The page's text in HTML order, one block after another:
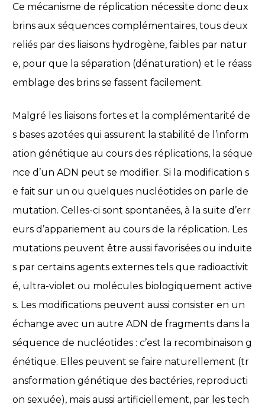
Ce mécanisme de réplication nécessite donc deux
brins aux séquences complémentaires, tous deux
reliés par des liaisons hydrogène, faibles par natur
e, pour que la séparation (dénaturation) et le réass
emblage des brins se fassent facilement.
Malgré les liaisons fortes et la complémentarité de
s bases azotées qui assurent la stabilité de l’inform
ation génétique au cours des réplications, la séque
nce d’un ADN peut se modifier. Si la modification s
e fait sur un ou quelques nucléotides on parle de
mutation. Celles-ci sont spontanées, à la suite d’err
eurs d’appariement au cours de la réplication. Les
mutations peuvent être aussi favorisées ou induite
s par certains agents externes tels que radioactivit
é, ultra-violet ou molécules biologiquement active
s. Les modifications peuvent aussi consister en un
échange avec un autre ADN de fragments dans la
séquence de nucléotides : c’est la recombinaison g
énétique. Elles peuvent se faire naturellement (tr
ansformation génétique des bactéries, reproducti
on sexuée), mais aussi artificiellement, par les tech